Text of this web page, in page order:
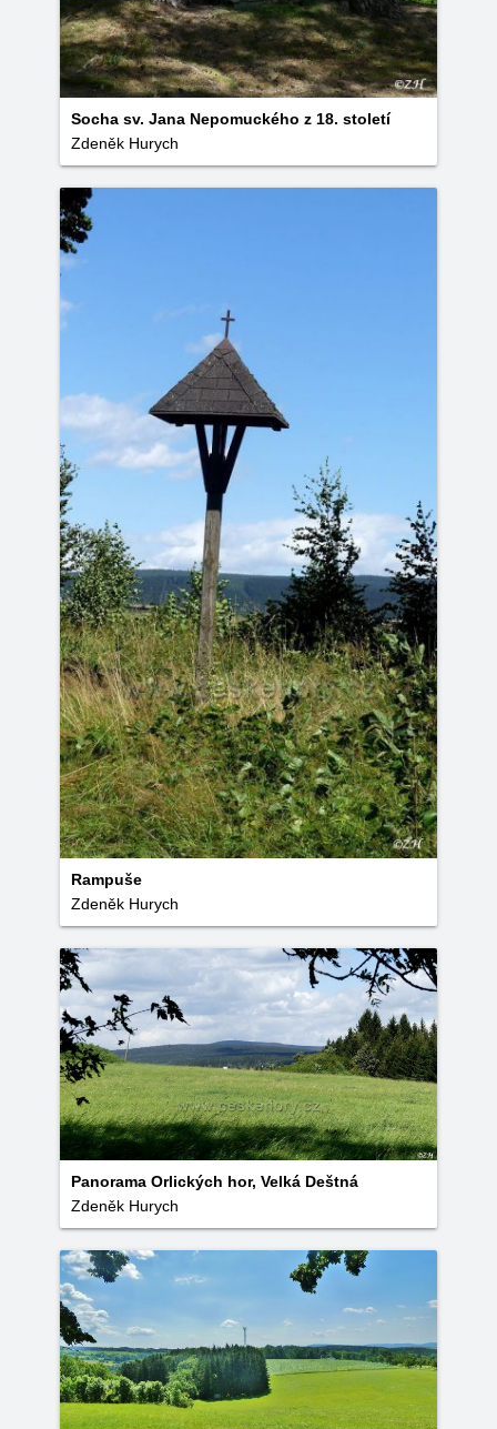
Socha sv. Jana Nepomuckého z 18. století
Zdeněk Hurych
Rampuše
Zdeněk Hurych
Panorama Orlických hor, Velká Deštná
Zdeněk Hurych